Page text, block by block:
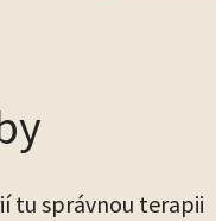
tu správnou terapii